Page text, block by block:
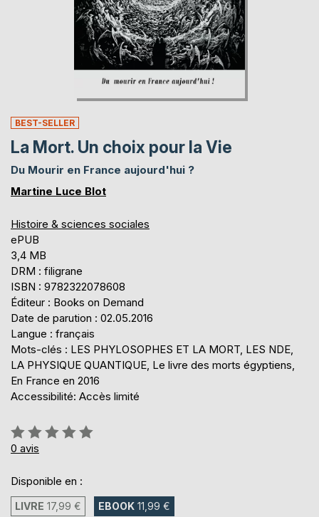
BEST-SELLER
La Mort. Un choix pour la Vie
Du Mourir en France aujourd'hui ?
Martine Luce Blot
Histoire & sciences sociales
ePUB
3,4 MB
DRM : filigrane
ISBN : 9782322078608
Éditeur : Books on Demand
Date de parution : 02.05.2016
Langue : français
Mots-clés : LES PHYLOSOPHES ET LA MORT, LES NDE,
LA PHYSIQUE QUANTIQUE, Le livre des morts égyptiens,
En France en 2016
Accessibilité: Accès limité
Évaluation:
0%
0 avis
Disponible en :
LIVRE 17,99 € EBOOK 11,99 €